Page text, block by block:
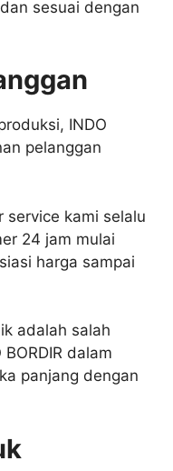
sesuai dengan
INDO
pelanggan
service kami selalu
24 jam mulai
harga sampai
adalah salah
dalam
panjang dengan